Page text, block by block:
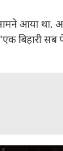
आया था.
बिहारी सब